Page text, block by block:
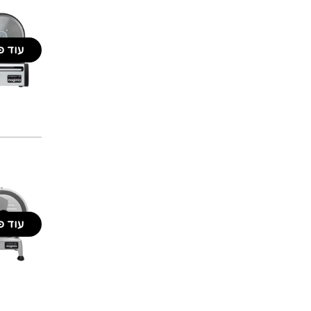
עוד
עוד